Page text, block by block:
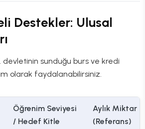
Destekler: Ulusal
devletinin sunduğu burs ve kredi
olarak faydalanabilirsiniz.
Öğrenim Seviyesi
/ Hedef Kitle
Aylık Miktar
(Referans)